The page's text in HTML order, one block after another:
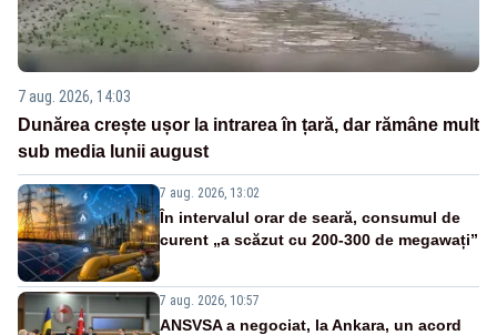
7 aug. 2026, 14:03
Dunărea crește ușor la intrarea în țară, dar rămâne mult
sub media lunii august
7 aug. 2026, 13:02
În intervalul orar de seară, consumul de
curent „a scăzut cu 200-300 de megawați”
7 aug. 2026, 10:57
ANSVSA a negociat, la Ankara, un acord